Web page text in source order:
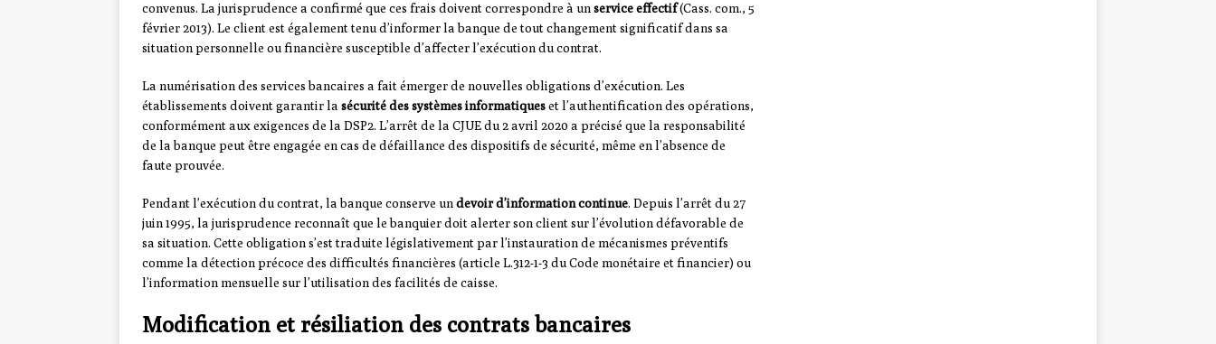
convenus. La jurisprudence a confirmé que ces frais doivent correspondre à un service effectif(Cass. com., 5
février 2013). Le client est également tenu d’informer la banque de tout changement significatif dans sa
situation personnelle ou financière susceptible d’affecter l’exécution du contrat.
La numérisation des services bancaires a fait émerger de nouvelles obligations d’exécution. Les
établissements doivent garantir la sécurité des systèmes informatiqueset l’authentification des opérations,
conformément aux exigences de la DSP2. L’arrêt de la CJUE du 2 avril 2020 a précisé que la responsabilité
de la banque peut être engagée en cas de défaillance des dispositifs de sécurité, même en l’absence de
faute prouvée.
Pendant l’exécution du contrat, la banque conserve un devoir d’information continue. Depuis l’arrêt du 27
juin 1995, la jurisprudence reconnaît que le banquier doit alerter son client sur l’évolution défavorable de
sa situation. Cette obligation s’est traduite législativement par l’instauration de mécanismes préventifs
comme la détection précoce des difficultés financières (article L.312-1-3 du Code monétaire et financier) ou
l’information mensuelle sur l’utilisation des facilités de caisse.
Modification et résiliation des contrats bancaires